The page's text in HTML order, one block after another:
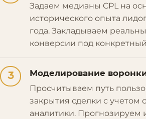
Задаем медианы CPL на
исторического опыта
года. Закладываем
конверсии под
3 Моделирование
Просчитываем путь
закрытия сделки с учетом
аналитики. Прогнозируем